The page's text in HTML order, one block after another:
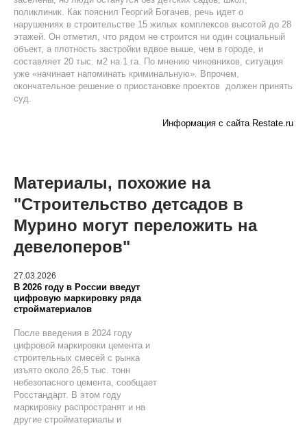
поликлиник. Как пояснил Георгий Богачев, речь идет о
нарушениях в строительстве 15 жилых комплексов высотой до 28
этажей. Он отметил, что рядом не строится ни один социальный
объект, а плотность застройки вдвое выше, чем в городе, и
составляет 20 тыс. м2 на 1 га. По мнению чиновников, ситуация
уже «начинает напоминать криминальную». Впрочем,
окончательное решение о приостановке проектов должен принять
суд.
Информация с сайта Restate.ru
Материалы, похожие на
"Строительство детсадов в
Мурино могут переложить на
девелоперов"
27.03.2026
В 2026 году в России введут
цифровую маркировку ряда
стройматериалов
После введения в 2024 году
цифровой маркировки цемента и
строительных смесей с рынка
изъято около 26,5 тыс. тонн
небезопасного цемента, сообщает
Росстандарт. В этом году
маркировку распространят и на
другие стройматериалы и